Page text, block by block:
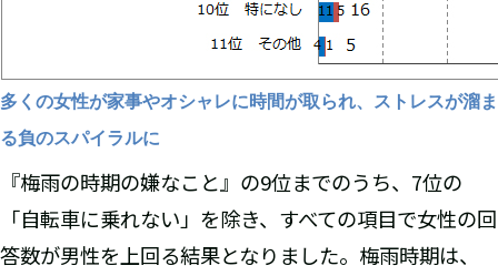
多くの女性が家事やオシャレに時間が取られ、ストレスが溜ま
る負のスパイラルに
『梅雨の時期の嫌なこと』の9位までのうち、7位の
「自転車に乗れない」を除き、すべての項目で女性の回
答数が男性を上回る結果となりました。梅雨時期は、